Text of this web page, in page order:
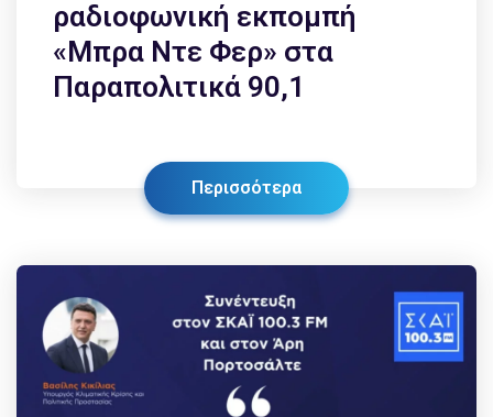
ραδιοφωνική εκπομπή
«Μπρα Ντε Φερ» στα
Παραπολιτικά 90,1
Περισσότερα